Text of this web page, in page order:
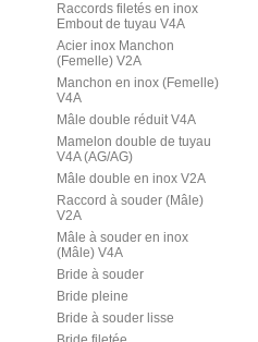
Raccords filetés en inox
Embout de tuyau V4A
Acier inox Manchon
(Femelle) V2A
Manchon en inox (Femelle)
V4A
Mâle double réduit V4A
Mamelon double de tuyau
V4A (AG/AG)
Mâle double en inox V2A
Raccord à souder (Mâle)
V2A
Mâle à souder en inox
(Mâle) V4A
Bride à souder
Bride pleine
Bride à souder lisse